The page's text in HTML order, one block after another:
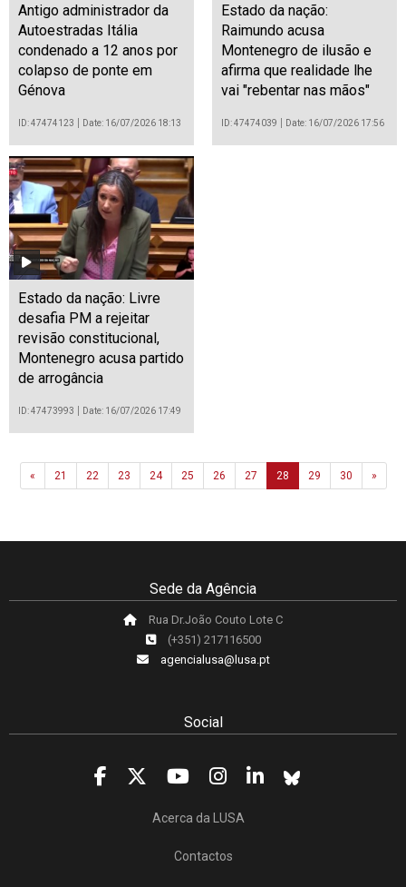
Antigo administrador da
Autoestradas Itália
condenado a 12 anos por
colapso de ponte em
Génova
ID: 47474123 Date: 16/07/2026 18:13
Estado da nação:
Raimundo acusa
Montenegro de ilusão e
afirma que realidade lhe
vai "rebentar nas mãos"
ID: 47474039 Date: 16/07/2026 17:56
Estado da nação: Livre
desafia PM a rejeitar
revisão constitucional,
Montenegro acusa partido
de arrogância
ID: 47473993 Date: 16/07/2026 17:49
«Previous
21 22 23 24 25 26 27 28 29 30 »Next
Sede da Agência
Rua Dr.João Couto Lote C
(+351) 217116500
agencialusa@lusa.pt
Social
Acerca da LUSA
Contactos